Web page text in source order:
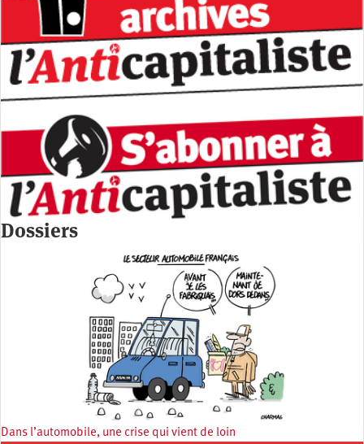
Dossiers
Dans l’automobile, une crise qui vient de loin